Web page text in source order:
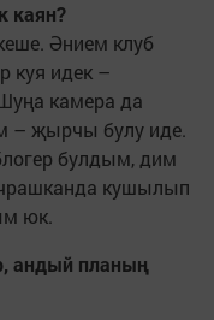
каян?
Әнием клуб
куя идек –
камера да
– җырчы булу иде.
булдым, дим
кушылып
юк.
андый планың